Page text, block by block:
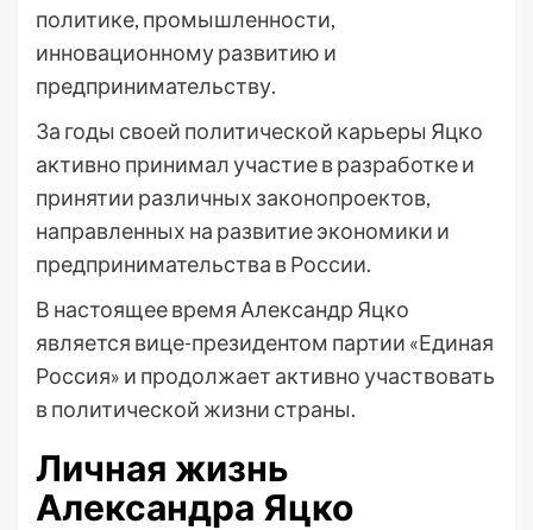
политике, промышленности,
инновационному развитию и
предпринимательству.
За годы своей политической карьеры Яцко
активно принимал участие в разработке и
принятии различных законопроектов,
направленных на развитие экономики и
предпринимательства в России.
В настоящее время Александр Яцко
является вице-президентом партии «Единая
Россия» и продолжает активно участвовать
в политической жизни страны.
Личная жизнь
Александра Яцко